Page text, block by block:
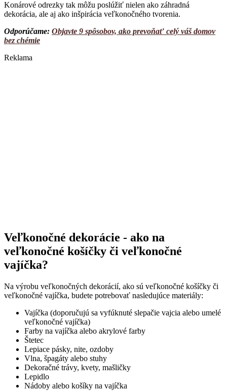
Konárové odrezky tak môžu poslúžiť nielen ako záhradná
dekorácia, ale aj ako inšpirácia veľkonočného tvorenia.
Odporúčame: Objavte 9 spôsobov, ako prevoňať celý váš domov
bez chémie
Reklama
Veľkonočné dekorácie - ako na
veľkonočné košíčky či veľkonočné
vajíčka?
Na výrobu veľkonočných dekorácií, ako sú veľkonočné košíčky či
veľkonočné vajíčka, budete potrebovať nasledujúce materiály:
Vajíčka (doporučujú sa vyfúknuté slepačie vajcia alebo umelé
veľkonočné vajíčka)
Farby na vajíčka alebo akrylové farby
Štetec
Lepiace pásky, nite, ozdoby
Vlna, špagáty alebo stuhy
Dekoračné trávy, kvety, mašličky
Lepidlo
Nádoby alebo košíky na vajíčka